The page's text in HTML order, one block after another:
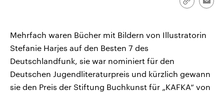
Link
Mehrfach waren Bücher mit Bildern von Illustratorin
Stefanie Harjes auf den Besten 7 des
Deutschlandfunk, sie war nominiert für den
Deutschen Jugendliteraturpreis und kürzlich gewann
sie den Preis der Stiftung Buchkunst für „KAFKA“ von